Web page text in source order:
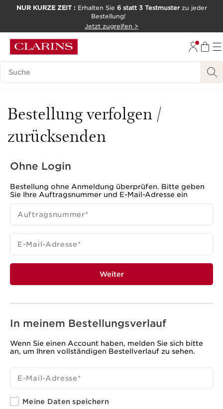
NUR KURZE ZEIT : Erhalten Sie 6 statt 3 Testmusterzu jeder
Bestellung!
Jetzt zugreifen >
Legende suchen
Bestellung verfolgen /
zurücksenden
Ohne Login
Bestellung ohne Anmeldung überprüfen. Bitte geben
Sie Ihre Auftragsnummer und E-Mail-Adresse ein
Auftragsnummer*
E-Mail-Adresse*
Weiter
In meinem Bestellungsverlauf
Wenn Sie einen Account haben, melden Sie sich bitte
an, um Ihren vollständigen Bestellverlauf zu sehen.
E-Mail-Adresse*
Meine Daten speichern